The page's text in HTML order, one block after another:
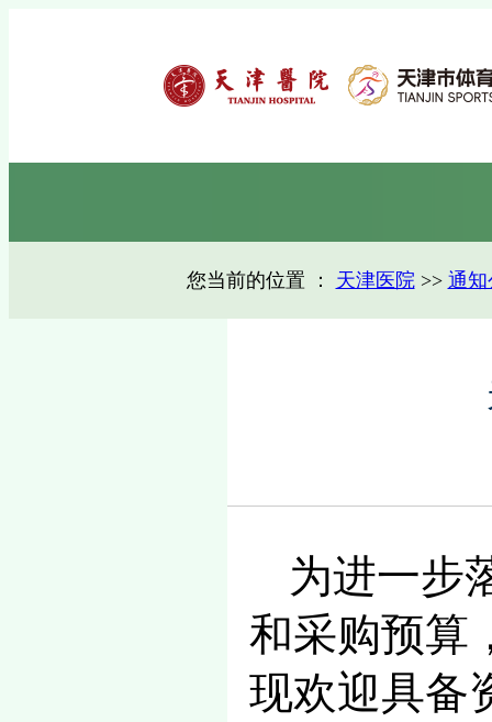
您当前的位置 ： 天津医院>> 通知
为进一步
和采购预算
现欢迎具备